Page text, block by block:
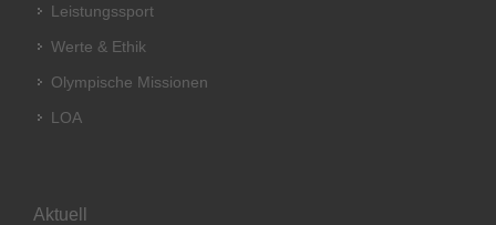
Leistungssport
Werte & Ethik
Olympische Missionen
LOA
Aktuell